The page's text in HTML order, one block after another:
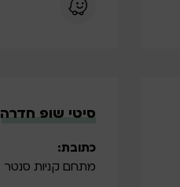
סיטי שופ חדרה
כתובת:
מתחם קניות סנטר ONE